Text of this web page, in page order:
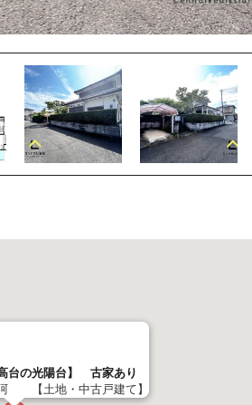
台の光陽台】 古家あり
【土地・中古戸建て】